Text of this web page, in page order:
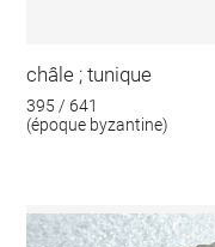
châle ; tunique
395 / 641
(époque byzantine)